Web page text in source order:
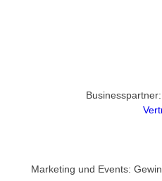
Marketing und Events: